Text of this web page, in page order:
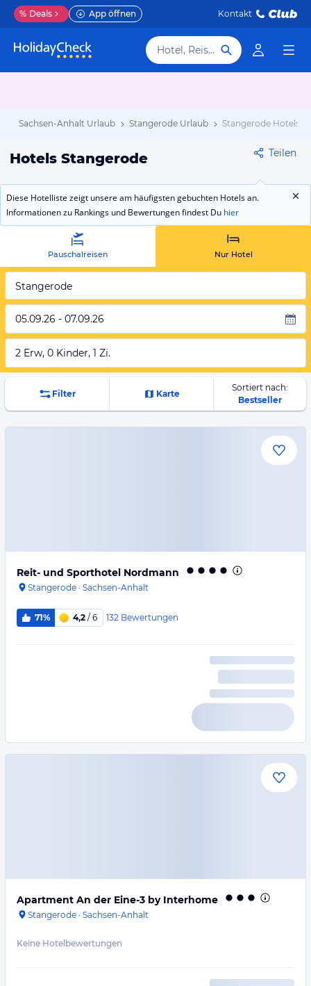
% Deals App öffnen Kontakt
Hotel, Reiseziel
Sachsen-Anhalt Urlaub Stangerode Urlaub Stangerode Hotels
Hotels Stangerode Teilen
Diese Hotelliste zeigt unsere am häufigsten gebuchten Hotels an.
Informationen zu Rankings und Bewertungen findest Du hier
Pauschalreisen Nur Hotel
Stangerode
05.09.26 - 07.09.26
2 Erw, 0 Kinder, 1 Zi.
Filter Karte
Sortiert nach:
Bestseller
Reit- und Sporthotel Nordmann
Stangerode · Sachsen-Anhalt
71% 4,2 / 6 132 Bewertungen
Apartment An der Eine-3 by Interhome
Stangerode · Sachsen-Anhalt
Keine Hotelbewertungen